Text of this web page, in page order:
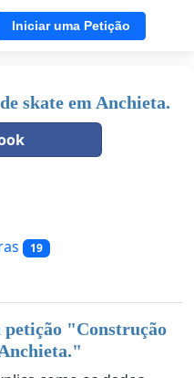
Iniciar uma Petição
skate em Anchieta.
19
petição "Construção
"